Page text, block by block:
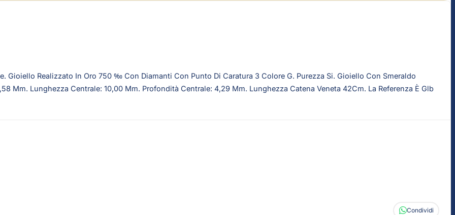
Gioiello Realizzato In Oro 750 ‰ Con Diamanti Con Punto Di Caratura 3 Colore G. Purezza Si. Gioiello Con Smeraldo
Mm. Lunghezza Centrale: 10,00 Mm. Profondità Centrale: 4,29 Mm. Lunghezza Catena Veneta 42Cm. La Referenza È Glb
Condividi